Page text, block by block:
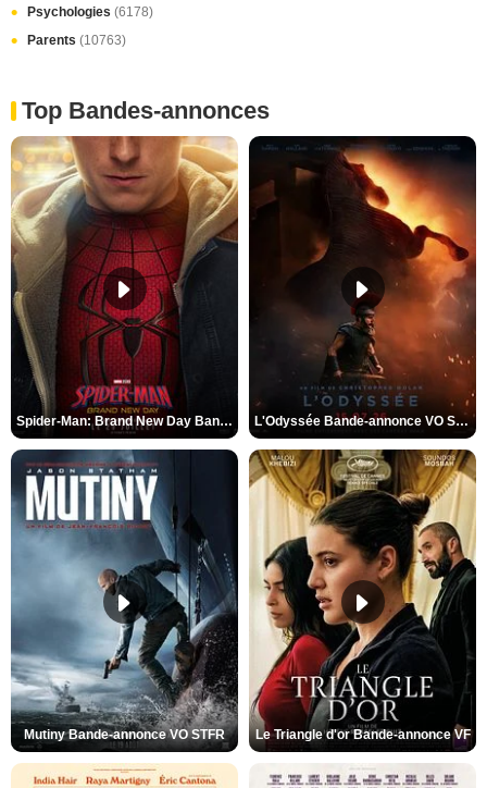
Psychologies (6178)
Parents (10763)
Top Bandes-annonces
Spider-Man: Brand New Day Bande-annonce VO STFR L'Odyssée Bande-annonce VO STFR
Mutiny Bande-annonce VO STFR Le Triangle d'or Bande-annonce VF